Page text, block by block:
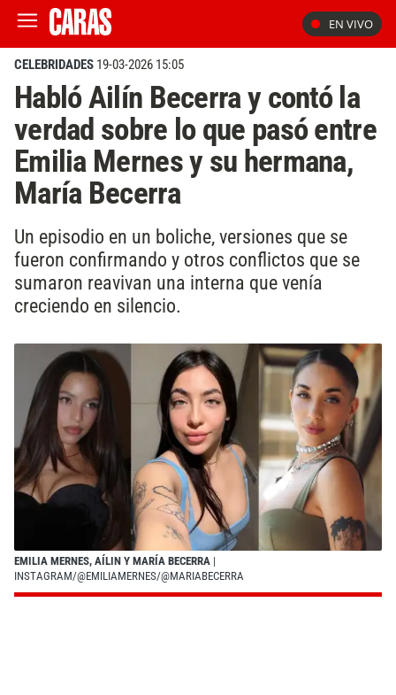
EN VIVO
CELEBRIDADES 19-03-2026 15:05
Habló Ailín Becerra y contó la
verdad sobre lo que pasó entre
Emilia Mernes y su hermana,
María Becerra
Un episodio en un boliche, versiones que se
fueron confirmando y otros conflictos que se
sumaron reavivan una interna que venía
creciendo en silencio.
EMILIA MERNES, AÍLIN Y MARÍA BECERRA |
INSTAGRAM/@EMILIAMERNES/@MARIABECERRA